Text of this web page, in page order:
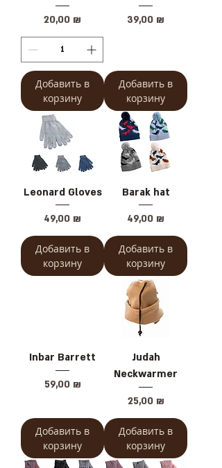
Цена
20,00 ₪
Добавить в
корзину
Цена
39,00 ₪
Добавить в
корзину
Leonard Gloves
Цена
49,00 ₪
Добавить в
корзину
Barak hat
Цена
49,00 ₪
Добавить в
корзину
Inbar Barrett
Цена
59,00 ₪
Добавить в
корзину
Judah
Neckwarmer
Цена
25,00 ₪
Добавить в
корзину